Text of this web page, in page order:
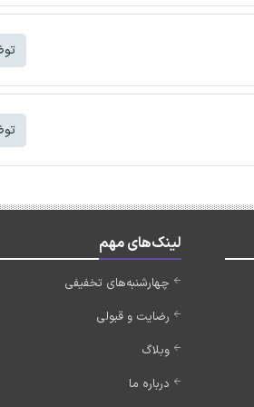
لینک‌های مهم
چهارشنبه‌های تخفیفی
رضایت و قبولی
وبلاگ
درباره ما